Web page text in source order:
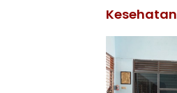
Kesehatan